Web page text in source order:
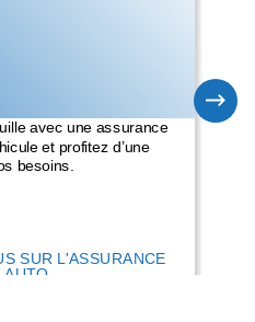
avec une assurance
et profitez d’une
besoins.
SUR L'ASSURANCE
AUTO